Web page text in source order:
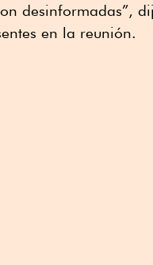
desinformadas”,
en la reunión.